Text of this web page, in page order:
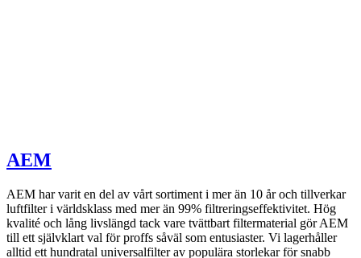
AEM
AEM har varit en del av vårt sortiment i mer än 10 år och tillverkar
luftfilter i världsklass med mer än 99% filtreringseffektivitet. Hög
kvalité och lång livslängd tack vare tvättbart filtermaterial gör AEM
till ett självklart val för proffs såväl som entusiaster. Vi lagerhåller
alltid ett hundratal universalfilter av populära storlekar för snabb